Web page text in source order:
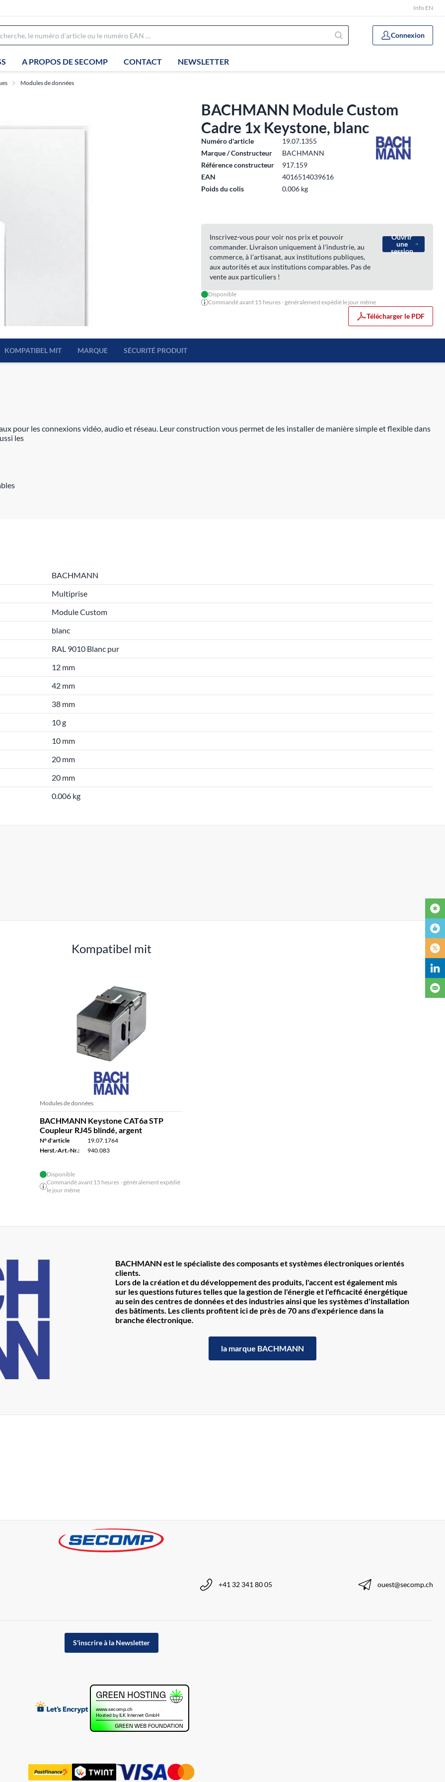
Info EN
Connexion
A PROPOS DE SECOMP CONTACT NEWSLETTER
Modules de données
BACHMANN Module Custom
Cadre 1x Keystone, blanc
Numéro d'article
19.07.1355
Marque / Constructeur
BACHMANN
Référence constructeur
917.159
EAN
4016514039616
Poids du colis
0.006 kg
Inscrivez-vous pour voir nos prix et pouvoir
commander. Livraison uniquement à l'industrie, au
commerce, à l'artisanat, aux institutions publiques,
aux autorités et aux institutions comparables. Pas de
vente aux particuliers !
Ouvrir
une
session
Disponible
Commandé avant 15 heures - généralement expédié le jour même
Télécharger le PDF
KOMPATIBEL MIT MARQUE SÉCURITÉ PRODUIT
pour les connexions vidéo, audio et réseau. Leur construction vous permet de les installer de manière simple et flexible dans
les
BACHMANN
Multiprise
Module Custom
blanc
RAL 9010 Blanc pur
12 mm
42 mm
38 mm
10 g
10 mm
20 mm
20 mm
0.006 kg
Kompatibel mit
Modules de données
BACHMANN Keystone CAT6a STP
Coupleur RJ45 blindé, argent
N° d'article
19.07.1764
Herst.-Art.-Nr.:
940.083
Disponible
Commandé avant 15 heures - généralement expédié
le jour même
BACHMANN est le spécialiste des composants et systèmes électroniques orientés
clients.
Lors de la création et du développement des produits, l'accent est également mis
sur les questions futures telles que la gestion de l'énergie et l'efficacité énergétique
au sein des centres de données et des industries ainsi que les systèmes d'installation
des bâtiments. Les clients profitent ici de près de 70 ans d'expérience dans la
branche électronique.
la marque BACHMANN
+41 32 341 80 05 ouest@secomp.ch
S'inscrire à la Newsletter